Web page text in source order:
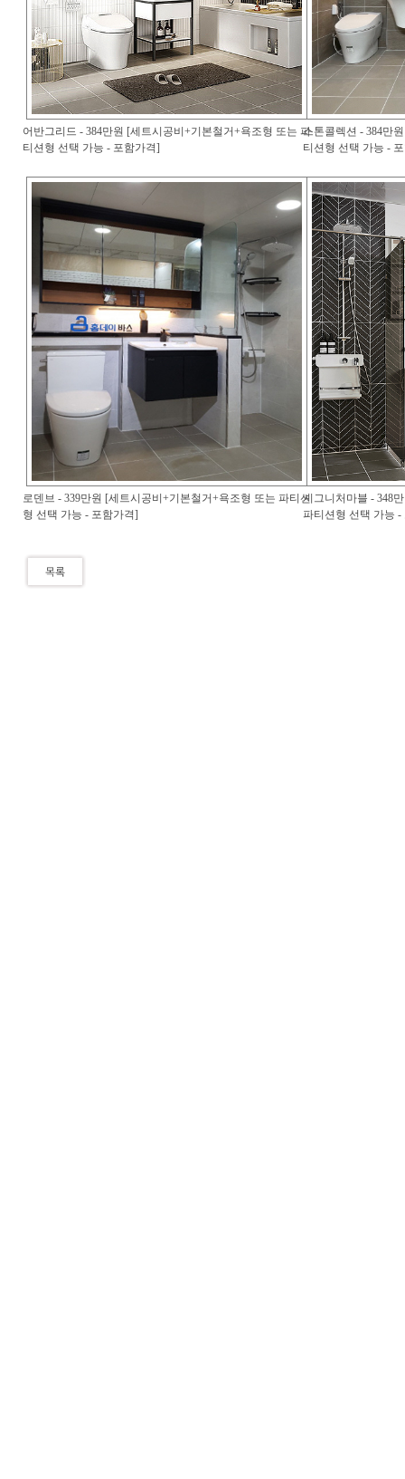
어반그리드 - 384만원 [세트시공비+기본철거+욕조형 또는 파
티션형 선택 가능 - 포함가격]
스톤콜렉션 - 384만
티션형 선택 가능 -
로덴브 - 339만원 [세트시공비+기본철거+욕조형 또는 파티션
형 선택 가능 - 포함가격]
시그니처마블 - 348
파티션형 선택 가능 -